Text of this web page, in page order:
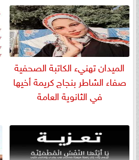
الميدان تهنيء الكاتبة الصحفية
صفاء الشاطر بنجاج كريمة أخيها
في الثانوية العامة